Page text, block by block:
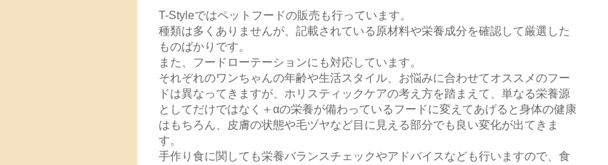
T-Styleではペットフードの販売も行っています。
種類は多くありませんが、記載されている原材料や栄養成分を確認して厳選した
ものばかりです。
また、フードローテーションにも対応しています。
それぞれのワンちゃんの年齢や生活スタイル、お悩みに合わせてオススメのフー
ドは異なってきますが、 ホリスティックケアの考え方を踏まえて、単なる栄養源
としてだけではなく＋αの栄養が備わっているフードに変えてあげると身体の健康
はもちろん、皮膚の状態や毛ヅヤなど目に見える部分でも良い変化が出てきま
す。
手作り食に関しても栄養バランスチェックやアドバイスなども行いますので、食